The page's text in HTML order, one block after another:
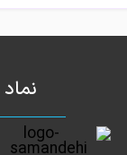
می‌دهند. ایشان
پوستی، چین